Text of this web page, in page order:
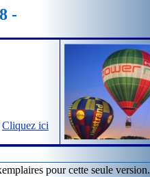
-
Cliquez ici
pour cette seule version.